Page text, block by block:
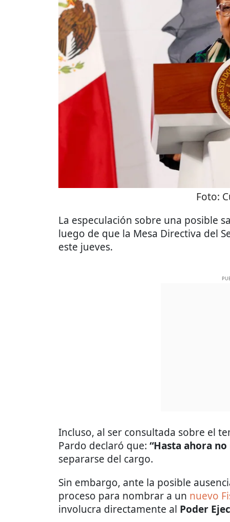
Foto:
La especulación sobre una posible
luego de que la Mesa Directiva del
este jueves.
Incluso, al ser consultada sobre el
Pardo declaró que: “Hasta ahora
separarse del cargo.
Sin embargo, ante la posible
proceso para nombrar a un nuevo
involucra directamente al Poder